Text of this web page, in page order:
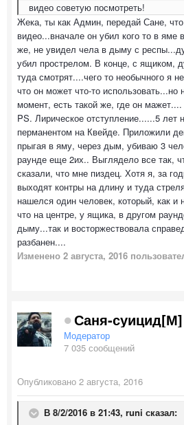
видео советую посмотреть!
Жека, ты как Админ, передай Сане,
видео...вначале он убил кого то в яме
же, не увидел чела в дыму с
убил прострелом. В конце, с ящиком,
туда смотрят....чего то необычного я
что он может что-то
момент, есть такой же, где он мажет....
PS. Лирическое отступление......5 лет
перманентом на Квейде. Приложили
прыгая в яму, через дым, убиваю 3
раунде еще 2их.. Выглядело все так,
сказали, что мне пиздец. Хотя я, за
выходят контры на длину и туда
нашелся один человек, который, как
что на центре, у ящика, в другом
дыму...так и восторжествовала
разбанен....
Изменено 2 августа, 2016
Саня-суицид[М]
Модератор
7 035 сообщений
Опубликовано 2 августа, 2016
В 8/2/2016 в 21:43, runi сказал: